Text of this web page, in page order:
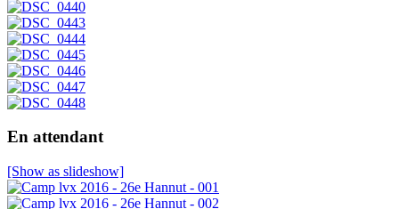
En attendant
[Show as slideshow]